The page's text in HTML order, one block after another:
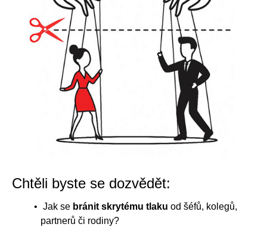
Chtěli byste se dozvědět:
Jak se bránit skrytému tlaku od šéfů, kolegů,
partnerů či rodiny?